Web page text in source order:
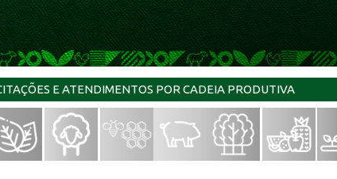
E ATENDIMENTOS POR CADEIA PRODUTIVA